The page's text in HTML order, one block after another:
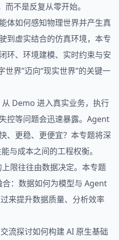
不是反复从零开始。
体如何感知物理世界并产生真
到虚实结合的仿真环境，本专
、环境建模、实时约束与安
世界”迈向“现实世界”的关键一
Demo 进入真实业务，执行
控等问题会迅速暴露。Agent
、更稳、更便宜？本专题将深
与成本之间的工程权衡。
限往往由数据决定。本专题
：数据如何为模型与 Agent
来提升数据质量、分析效率
流探讨如何构建 AI 原生基础